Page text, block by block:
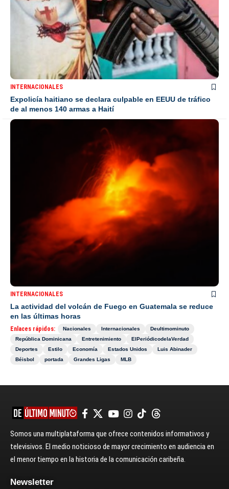
INTERNACIONALES
Expolicía haitiano se declara culpable en EEUU de tráfico
de al menos 140 armas a Haití
INTERNACIONALES
La actividad del volcán de Fuego en Guatemala se reduce
en las últimas horas
Enlaces rápidos: Nacionales Internacionales
Deultimominuto
República Dominicana
Entretenimiento
ElPeriódicodelaVerdad
Deportes
Estilo Economía Estados Unidos
Luis Abinader
Béisbol
portada Grandes Ligas MLB
Somos una multiplataforma que ofrece contenidos informativos y
televisivos. El medio noticioso de mayor crecimiento en audiencia en
el menor tiempo en la historia de la comunicación caribeña.
Newsletter